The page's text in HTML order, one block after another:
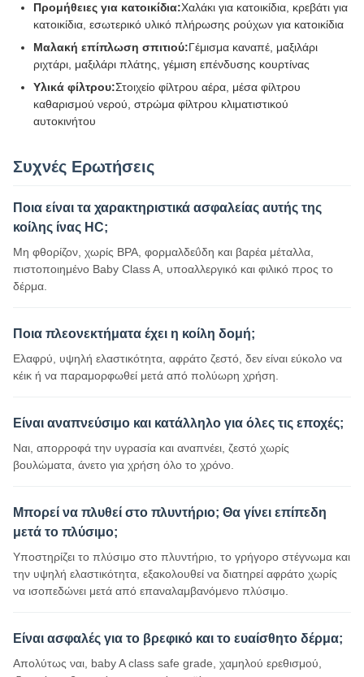
Προμήθειες για κατοικίδια:Χαλάκι για κατοικίδια, κρεβάτι για
κατοικίδια, εσωτερικό υλικό πλήρωσης ρούχων για κατοικίδια
Μαλακή επίπλωση σπιτιού:Γέμισμα καναπέ, μαξιλάρι
ριχτάρι, μαξιλάρι πλάτης, γέμιση επένδυσης κουρτίνας
Υλικά φίλτρου:Στοιχείο φίλτρου αέρα, μέσα φίλτρου
καθαρισμού νερού, στρώμα φίλτρου κλιματιστικού
αυτοκινήτου
Συχνές Ερωτήσεις
Ποια είναι τα χαρακτηριστικά ασφαλείας αυτής της
κοίλης ίνας HC;
Μη φθορίζον, χωρίς BPA, φορμαλδεΰδη και βαρέα μέταλλα,
πιστοποιημένο Baby Class A, υποαλλεργικό και φιλικό προς το
δέρμα.
Ποια πλεονεκτήματα έχει η κοίλη δομή;
Ελαφρύ, υψηλή ελαστικότητα, αφράτο ζεστό, δεν είναι εύκολο να
κέικ ή να παραμορφωθεί μετά από πολύωρη χρήση.
Είναι αναπνεύσιμο και κατάλληλο για όλες τις εποχές;
Ναι, απορροφά την υγρασία και αναπνέει, ζεστό χωρίς
βουλώματα, άνετο για χρήση όλο το χρόνο.
Μπορεί να πλυθεί στο πλυντήριο; Θα γίνει επίπεδη
μετά το πλύσιμο;
Υποστηρίζει το πλύσιμο στο πλυντήριο, το γρήγορο στέγνωμα και
την υψηλή ελαστικότητα, εξακολουθεί να διατηρεί αφράτο χωρίς
να ισοπεδώνει μετά από επαναλαμβανόμενο πλύσιμο.
Είναι ασφαλές για το βρεφικό και το ευαίσθητο δέρμα;
Απολύτως ναι, baby A class safe grade, χαμηλού ερεθισμού,